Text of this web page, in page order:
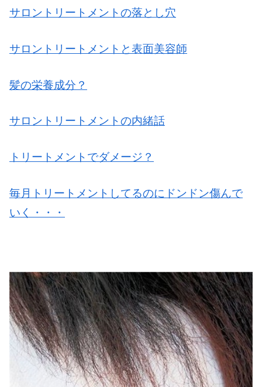
サロントリートメントの落とし穴
サロントリートメントと表面美容師
髪の栄養成分？
サロントリートメントの内緒話
トリートメントでダメージ？
毎月トリートメントしてるのにドンドン傷んで
いく・・・